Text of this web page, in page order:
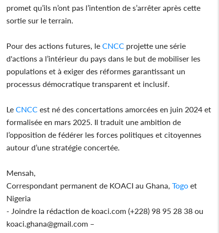
promet qu’ils n’ont pas l’intention de s’arrêter après cette
sortie sur le terrain.
Pour des actions futures, le CNCC projette une série
d'actions a l’intérieur du pays dans le but de mobiliser les
populations et à exiger des réformes garantissant un
processus démocratique transparent et inclusif.
Le CNCC est né des concertations amorcées en juin 2024 et
formalisée en mars 2025. Il traduit une ambition de
l’opposition de fédérer les forces politiques et citoyennes
autour d’une stratégie concertée.
Mensah,
Correspondant permanent de KOACI au Ghana,Togo et
Nigeria
- Joindre la rédaction de koaci.com (+228) 98 95 28 38 ou
koaci.ghana@gmail.com –